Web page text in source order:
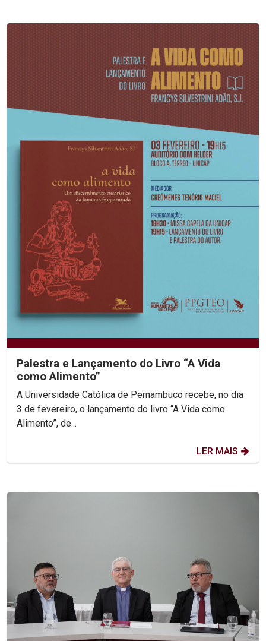
Palestra e Lançamento do Livro “A Vida
como Alimento”
A Universidade Católica de Pernambuco recebe, no dia
3 de fevereiro, o lançamento do livro “A Vida como
Alimento”, de...
LER MAIS